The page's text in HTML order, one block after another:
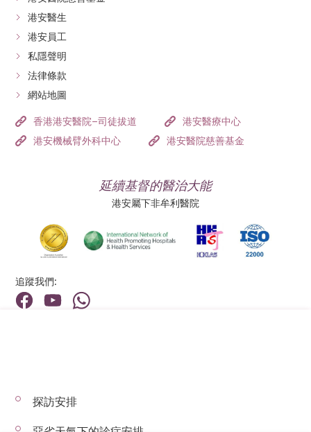
便秘
便秘並非任何年齡人士的「專利」，無論是幼兒、小孩
和成人都有可能受便秘困擾，甚至形成惡性循環。要知
道，腸道會持續吸收食物殘渣的水份，故此，一旦食物
殘渣在腸道逗留時間比正常久，水份會持續地被吸收，
它就會變得更硬和更難以排出體外。
攝取充足的纖維和水份。雖然一般會鼓勵從飲食中吸收
足夠的纖維，但如果有需要，亦可以通過含水溶性纖維
進食失調
進食失調往往是源於情緒和心理問題而引發的，病人將
暴食或禁食當作是紓緩壓力和不安的方法。
予適當的心理輔導。
港安醫生
港安員工
私隱聲明
法律條款
網站地圖
香港港安醫院–司徒拔道
港安醫療中心
港安機械臂外科中心
港安醫院慈善基金
延續基督的醫治大能
港安屬下非牟利醫院
追蹤我們:
© 2026 版權所有 © 港安醫療 保留一切權利
探訪安排